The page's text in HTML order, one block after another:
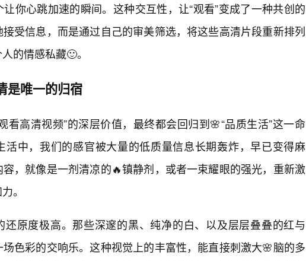
你心跳加速的瞬间。这种交互性，让“观看”变成了一种共创的
受信息，而是通过自己的审美筛选，将这些高清片段重新排列
的情感私藏🙂。
是唯一的归宿
看高清视频”的深层价值，最终都会回归到🌸“品质生活”这一命
活中，我们的感官被大量的低质量信息长期轰炸，早已变得麻
，就像是一剂清凉的🔥镇静剂，或者一束耀眼的强光，重新激
。
还原度极高。那些深邃的黑、纯净的白、以及层层叠叠的红与
色彩的交响乐。这种视觉上的丰富性，能直接刺激大🌸脑的多